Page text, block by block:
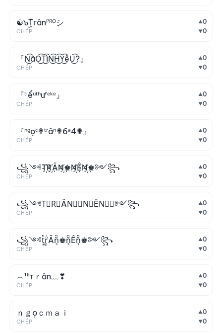
☯๖ۣۜTгânᴾᴿᴼシ
CHÉP
▲0
▼0
『N͜͡ãO͜͡T͜͡ìN͜͡H͜͡Y͜͡êU͜͡?』
CHÉP
▲0
▼0
『ᵗⁱểᵘᵗʰưᶠᵉᵏᵉ』
CHÉP
▲0
▼0
『ⁿᵍọᶜ✟ᵗʳâⁿ✟6ᵃ4✟』
CHÉP
▲0
▼0
꧁༺T҉R҉ẦN҉♚N҉ÊN҉♚༻꧂
CHÉP
▲0
▼0
꧁༺T⃒R⃒ẦN⃒♚N⃒ÊN⃒♚༻꧂
CHÉP
▲0
▼0
꧁༺t̘̟̼̉̈́͐͋͌̊r̼̯̤̈ͭ̃ͨ̆Ần͉̠̙͉̗̺̋̋̔ͧ̊♚n͉̠̙͉̗̺̋̋̔ͧ̊Ên͉̠̙͉̗̺̋̋̔ͧ̊♚༻꧂
CHÉP
▲0
▼0
︵¹⁶тｒân﹏❣
CHÉP
▲0
▼0
ｎｇọｃｍａｉ
CHÉP
▲0
▼0